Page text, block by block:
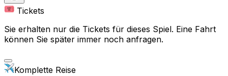
Tickets
Sie erhalten nur die Tickets für dieses Spiel. Eine Fahrt
können Sie später immer noch anfragen.
Komplette Reise